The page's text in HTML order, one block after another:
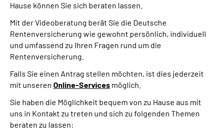
Online-Services
Inhalte in Gebärdensprache (DGS)
Leichte Sprache
Suche
Hause können Sie sich beraten lassen.
Mit der Videoberatung berät Sie die Deutsche
Rentenversicherung wie gewohnt persönlich, individuell
und umfassend zu Ihren Fragen rund um die
Rentenversicherung.
Falls Sie einen Antrag stellen möchten, ist dies jederzeit
mit unseren Online-Services möglich.
Sie haben die Möglichkeit bequem von zu Hause aus mit
uns in Kontakt zu treten und sich zu folgenden Themen
beraten zu lassen: